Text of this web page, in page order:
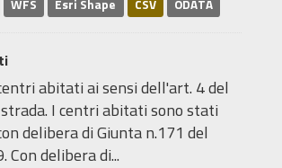
WFS Esri Shape CSV ODATA
abitati ai sensi dell'art. 4 del
I centri abitati sono stati
delibera di Giunta n.171 del
delibera di...